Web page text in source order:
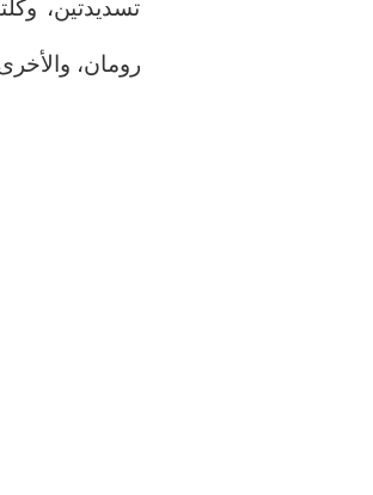
تسديدتين،
رومان،